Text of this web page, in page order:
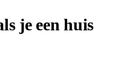
je een huis